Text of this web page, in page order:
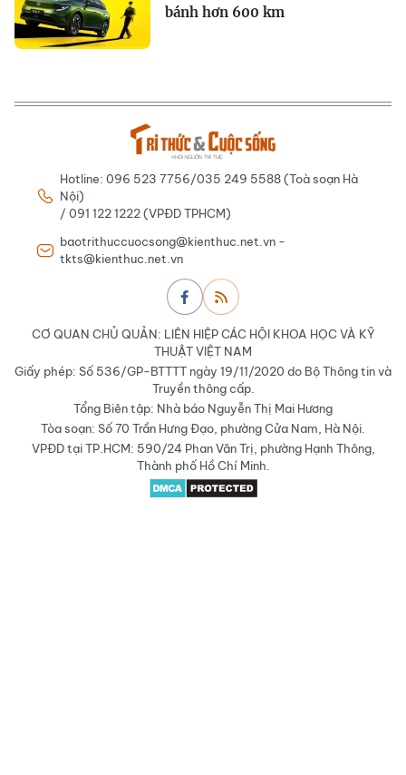
bánh hơn 600 km
Hotline: 096 523 7756/035 249 5588 (Toà soạn Hà
Nội)
/ 091 122 1222 (VPĐD TPHCM)
baotrithuccuocsong@kienthuc.net.vn -
tkts@kienthuc.net.vn
CƠ QUAN CHỦ QUẢN: LIÊN HIỆP CÁC HỘI KHOA HỌC VÀ KỸ
THUẬT VIỆT NAM
Giấy phép: Số 536/GP-BTTTT ngày 19/11/2020 do Bộ Thông tin và
Truyền thông cấp.
Tổng Biên tập: Nhà báo Nguyễn Thị Mai Hương
Tòa soạn: Số 70 Trần Hưng Đạo, phường Cửa Nam, Hà Nội.
VPĐD tại TP.HCM: 590/24 Phan Văn Trị, phường Hạnh Thông,
Thành phố Hồ Chí Minh.